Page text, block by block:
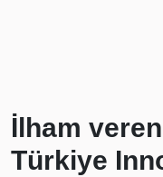
İlham
Türkiye